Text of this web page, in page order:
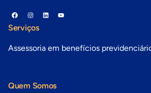
Serviços
Assessoria em benefícios
Quem Somos